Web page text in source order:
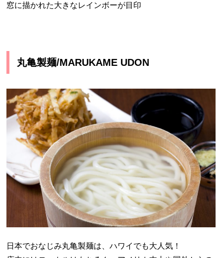
窓に描かれた大きなレインボーが目印
丸亀製麺/MARUKAME UDON
日本でおなじみ丸亀製麺は、ハワイでも大人気！